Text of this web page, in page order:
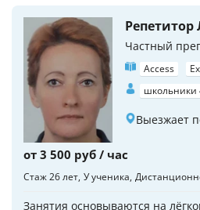
Репетитор
Частный
Access
школьники
Выезжает
от 3 500 руб / час
Стаж 26 лет У ученика
Занятия основываются на